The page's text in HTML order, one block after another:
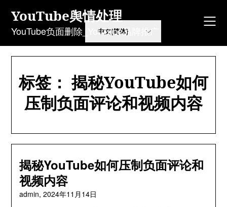
content
YouTube舆情处理
YouTube负面删除_YouTube品牌推广
标签：揭秘YouTube如何
压制负面评论和视频内容
揭秘YouTube如何压制负面评论和
视频内容
admin,2024年11月14日